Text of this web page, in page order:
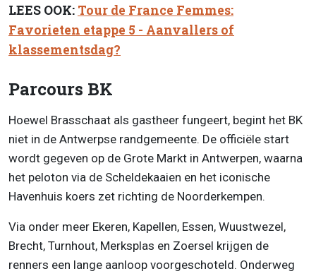
LEES OOK: Tour de France Femmes:
Favorieten etappe 5 - Aanvallers of
klassementsdag?
Parcours BK
Hoewel Brasschaat als gastheer fungeert, begint het BK
niet in de Antwerpse randgemeente. De officiële start
wordt gegeven op de Grote Markt in Antwerpen, waarna
het peloton via de Scheldekaaien en het iconische
Havenhuis koers zet richting de Noorderkempen.
Via onder meer Ekeren, Kapellen, Essen, Wuustwezel,
Brecht, Turnhout, Merksplas en Zoersel krijgen de
renners een lange aanloop voorgeschoteld. Onderweg